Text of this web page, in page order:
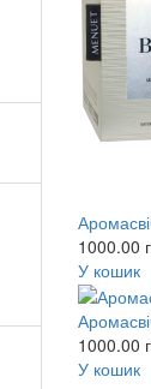
1000.00
У кошик
1000.00
У кошик